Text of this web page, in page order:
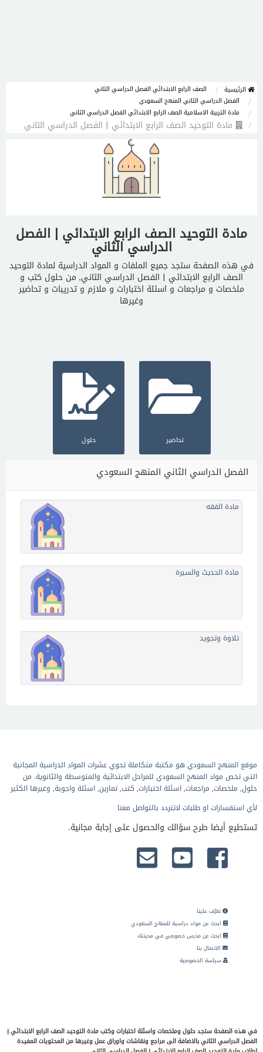
الرئيسية
الصف الرابع الابتدائي الفصل الدراسي الثاني
الفصل الدراسي الثاني المنهج السعودي
مادة التربية الاسلامية الصف الرابع الابتدائي الفصل الدراسي الثاني
مادة التوحيد الصف الرابع الابتدائي | الفصل الدراسي الثاني
مادة التوحيد الصف الرابع الابتدائي | الفصل
الدراسي الثاني
في هذه الصفحة ستجد جميع الملفات و المواد الدراسية لمادة التوحيد
الصف الرابع الابتدائي | الفصل الدراسي الثاني, من حلول كتب و
ملخصات و مراجعات و اسئلة اختبارات و ملازم و تدريبات و تحاضير
وغيرها
تحاضير حلول
الفصل الدراسي الثاني المنهج السعودي
مادة الفقه
مادة الحديث والسيرة
تلاوة وتجويد
موقع المنهج السعودي هو مكتبة متكاملة تحوي عشرات المواد الدراسية المجانية
التي تخص مواد المنهج السعودي للمراحل الابتدائية والمتوسطة والثانوية. من
حلول, ملخصات, مراجعات, اسئلة اختبارات, كتب, تمارين, اسئلة واجوبة, وغيرها الكثير
لأي استفسارات او طلبات لاتتردد بالتواصل معنا
تستطيع أيضا طرح سؤالك والحصول على إجابة مجانية.
تعرّف علينا
ابحث عن مواد دراسية للمنهج السعودي
ابحث عن مدرس خصوصي في مدينتك
الاتصال بنا
سياسة الخصوصية
في هذه الصفحة ستجد حلول وملخصات واسئلة اختبارات وكتب مادة التوحيد الصف الرابع الابتدائي |
الفصل الدراسي الثاني بالاضافة الى مراجع ونقاشات واوراق عمل وغيرها من المحتويات المفيدة